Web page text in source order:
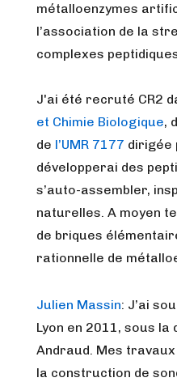
métalloenzymes
l’association de la
complexes
J'ai été recruté CR2
et Chimie Biologique,
de l’UMR 7177 dirigée
développerai des
s’auto-assembler,
naturelles. A moyen
de briques
rationnelle de
Julien Massin: J’ai
Lyon en 2011, sous la
Andraud. Mes
la construction de